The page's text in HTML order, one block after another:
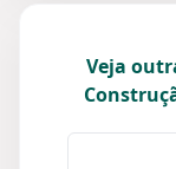
Veja